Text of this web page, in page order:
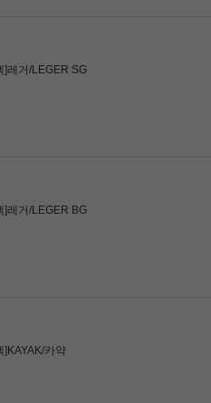
]레거/LEGER SG
]레거/LEGER BG
]KAYAK/카약